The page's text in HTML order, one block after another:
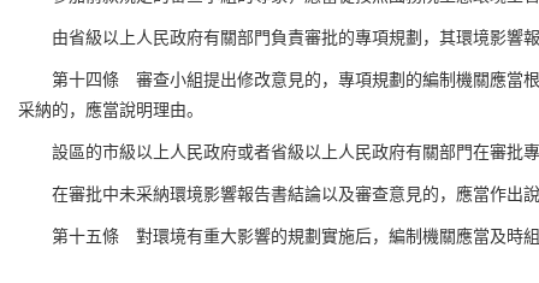
由省級以上人民政府有關部門負責審批的專項規劃，其環境影
第十四條 審查小組提出修改意見的，專項規劃的編制機關應當
采納的，應當說明理由。
設區的市級以上人民政府或者省級以上人民政府有關部門在審批
在審批中未采納環境影響報告書結論以及審查意見的，應當作出
第十五條 對環境有重大影響的規劃實施后，編制機關應當及時